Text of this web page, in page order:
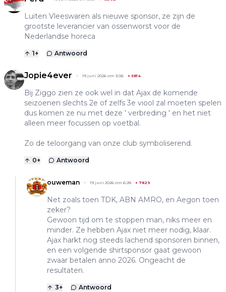
Luiten Vleeswaren als nieuwe sponsor, ze zijn de
grootste leverancier van ossenworst voor de
Nederlandse horeca
1+ Antwoord
Jopie4ever 19 juni 2026 om 3:06 + 6814
Bij Ziggo zien ze ook wel in dat Ajax de komende
seizoenen slechts 2e of zelfs 3e viool zal moeten spelen
dus komen ze nu met deze ' verbreding ' en het niet
alleen meer focussen op voetbal.
Zo de teloorgang van onze club symboliserend.
0+ Antwoord
ouweman 19 juni 2026 om 6:28 + 7829
Net zoals toen TDK, ABN AMRO, en Aegon toen
zeker?
Gewoon tijd om te stoppen man, niks meer en
minder. Ze hebben Ajax niet meer nodig, klaar.
Ajax harkt nog steeds lachend sponsoren binnen,
en een volgende shirtsponsor gaat gewoon
zwaar betalen anno 2026. Ongeacht de
resultaten.
3+ Antwoord